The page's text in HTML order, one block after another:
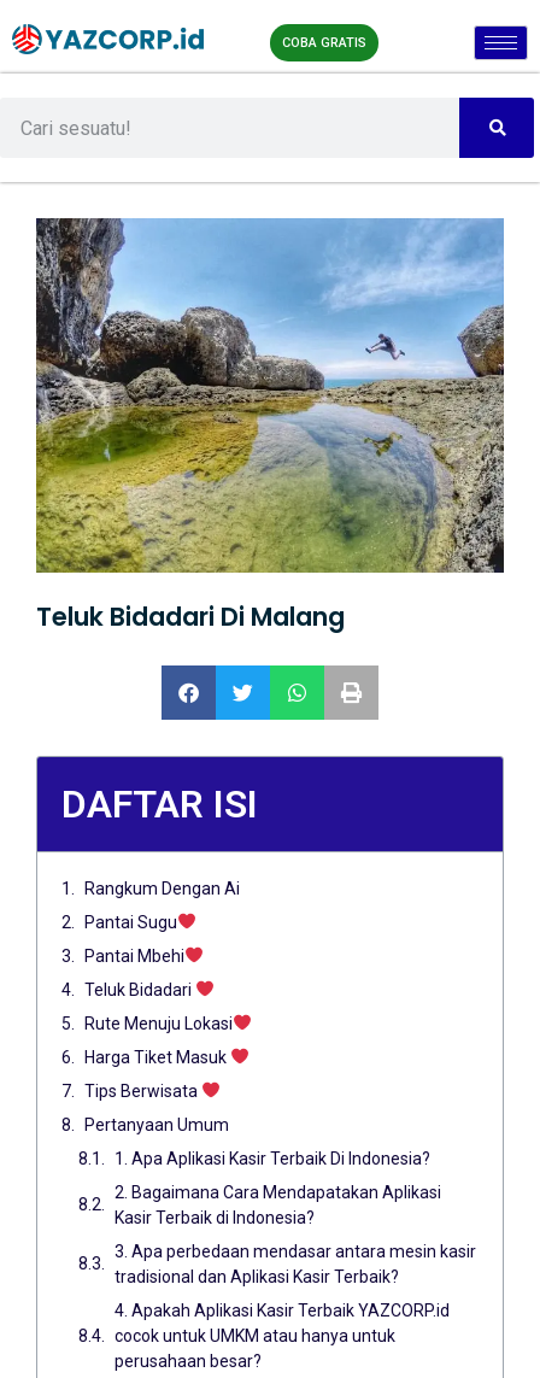
COBA GRATIS
Teluk Bidadari Di Malang
DAFTAR ISI
Rangkum Dengan Ai
Pantai Sugu
Pantai Mbehi
Teluk Bidadari
Rute Menuju Lokasi
Harga Tiket Masuk
Tips Berwisata
Pertanyaan Umum
1. Apa Aplikasi Kasir Terbaik Di Indonesia?
2. Bagaimana Cara Mendapatakan Aplikasi
Kasir Terbaik di Indonesia?
3. Apa perbedaan mendasar antara mesin kasir
tradisional dan Aplikasi Kasir Terbaik?
4. Apakah Aplikasi Kasir Terbaik YAZCORP.id
cocok untuk UMKM atau hanya untuk
perusahaan besar?